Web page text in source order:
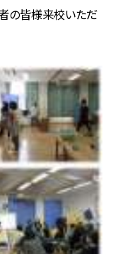
の皆様来校いただ